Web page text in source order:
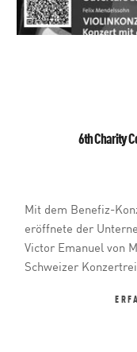
6th Charity
Mit dem Benefiz-
eröffnete der
Victor Emanuel von
Schweizer